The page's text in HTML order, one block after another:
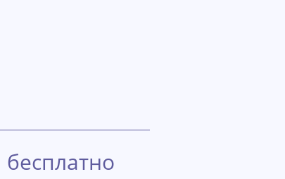
бесплатно